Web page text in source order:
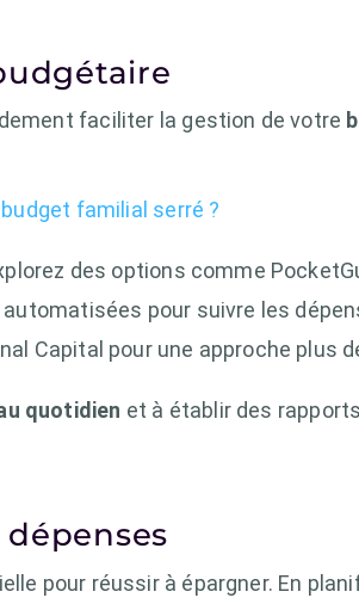
faciliter la gestion de votre
familial serré ?
des options comme
pour suivre les
Capital pour une approche plus
quotidien et à établir des
pour réussir à épargner. En